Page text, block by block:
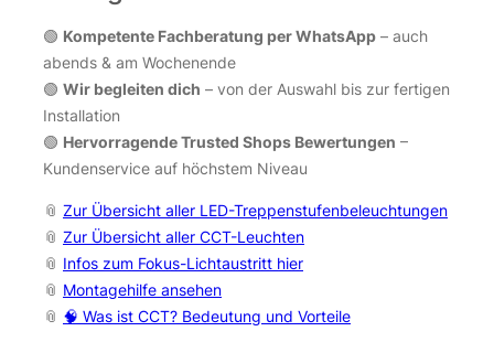
🟢 Kompetente Fachberatung per WhatsApp – auch
abends & am Wochenende
🟢 Wir begleiten dich – von der Auswahl bis zur fertigen
Installation
🟢 Hervorragende Trusted Shops Bewertungen –
Kundenservice auf höchstem Niveau
📎 Zur Übersicht aller LED-Treppenstufenbeleuchtungen
📎 Zur Übersicht aller CCT-Leuchten
📎 Infos zum Fokus-Lichtaustritt hier
📎 Montagehilfe ansehen
📎 🧠 Was ist CCT? Bedeutung und Vorteile